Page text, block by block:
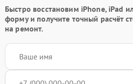
Быстро восстановим iPhone, iPad
формуи получите точный расчёт
на ремонт.